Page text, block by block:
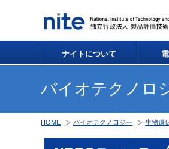
ナイトについて
バイオテクノロ
HOME バイオテクノロジー 生物遺